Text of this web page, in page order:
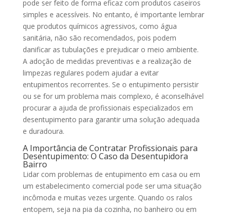
pode ser feito de forma eficaz com produtos caseiros
simples e acessíveis. No entanto, é importante lembrar
que produtos químicos agressivos, como água
sanitária, não são recomendados, pois podem
danificar as tubulações e prejudicar o meio ambiente.
A adoção de medidas preventivas e a realização de
limpezas regulares podem ajudar a evitar
entupimentos recorrentes. Se o entupimento persistir
ou se for um problema mais complexo, é aconselhável
procurar a ajuda de profissionais especializados em
desentupimento para garantir uma solução adequada
e duradoura.
A Importância de Contratar Profissionais para
Desentupimento: O Caso da Desentupidora
Bairro
Lidar com problemas de entupimento em casa ou em
um estabelecimento comercial pode ser uma situação
incômoda e muitas vezes urgente. Quando os ralos
entopem, seja na pia da cozinha, no banheiro ou em